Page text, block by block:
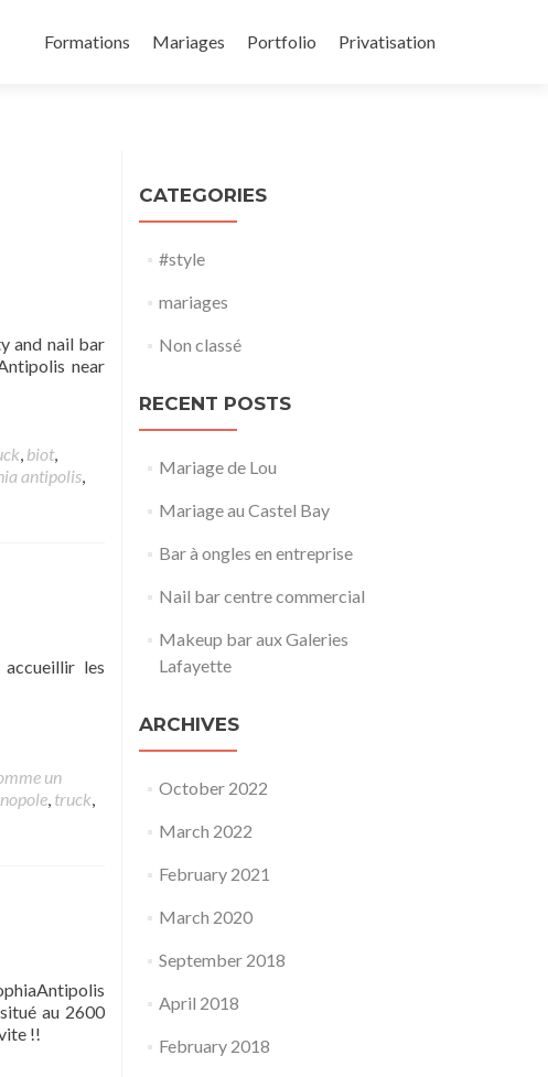
Formations Mariages Portfolio Privatisation
and nail bar
near
, biot,
antipolis,
les
un
, truck,
au 2600
!!
CATEGORIES
#style
mariages
Non classé
RECENT POSTS
Mariage de Lou
Mariage au Castel Bay
Bar à ongles en entreprise
Nail bar centre commercial
Makeup bar aux Galeries
Lafayette
ARCHIVES
October 2022
March 2022
February 2021
March 2020
September 2018
April 2018
February 2018